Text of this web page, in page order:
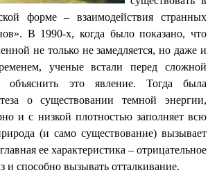
форме – взаимодействия странных
В 1990-х, когда было показано, что
не только не замедляется, но даже и
ученые встали перед сложной
объяснить это явление. Тогда была
о существовании темной энергии,
и с низкой плотностью заполняет всю
(и само существование) вызывает
ее характеристика – отрицательное
и способно вызывать отталкивание.